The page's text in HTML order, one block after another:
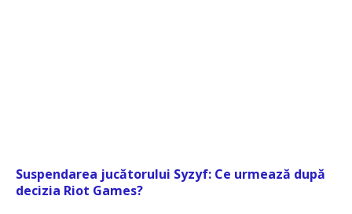
Suspendarea jucătorului Syzyf: Ce urmează după
decizia Riot Games?